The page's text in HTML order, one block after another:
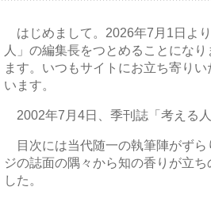
はじめまして。2026年7月1日よ
人」の編集長をつとめることにな
ます。いつもサイトにお立ち寄り
います。
2002年7月4日、季刊誌「考える人
目次には当代随一の執筆陣がずら
ジの誌面の隅々から知の香りが立
した。